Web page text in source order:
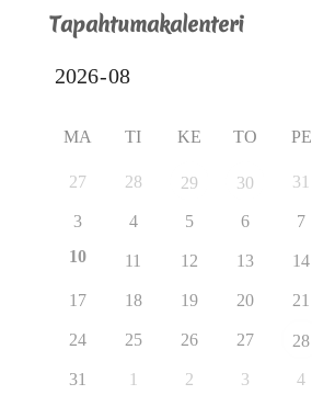
Tapahtumakalenteri
MA TI KE TO PE
27 28 29 30 31
3 4 5 6 7
10
11 12 13 14
17 18 19 20 21
24 25 26 27 28
31 1 2 3 4